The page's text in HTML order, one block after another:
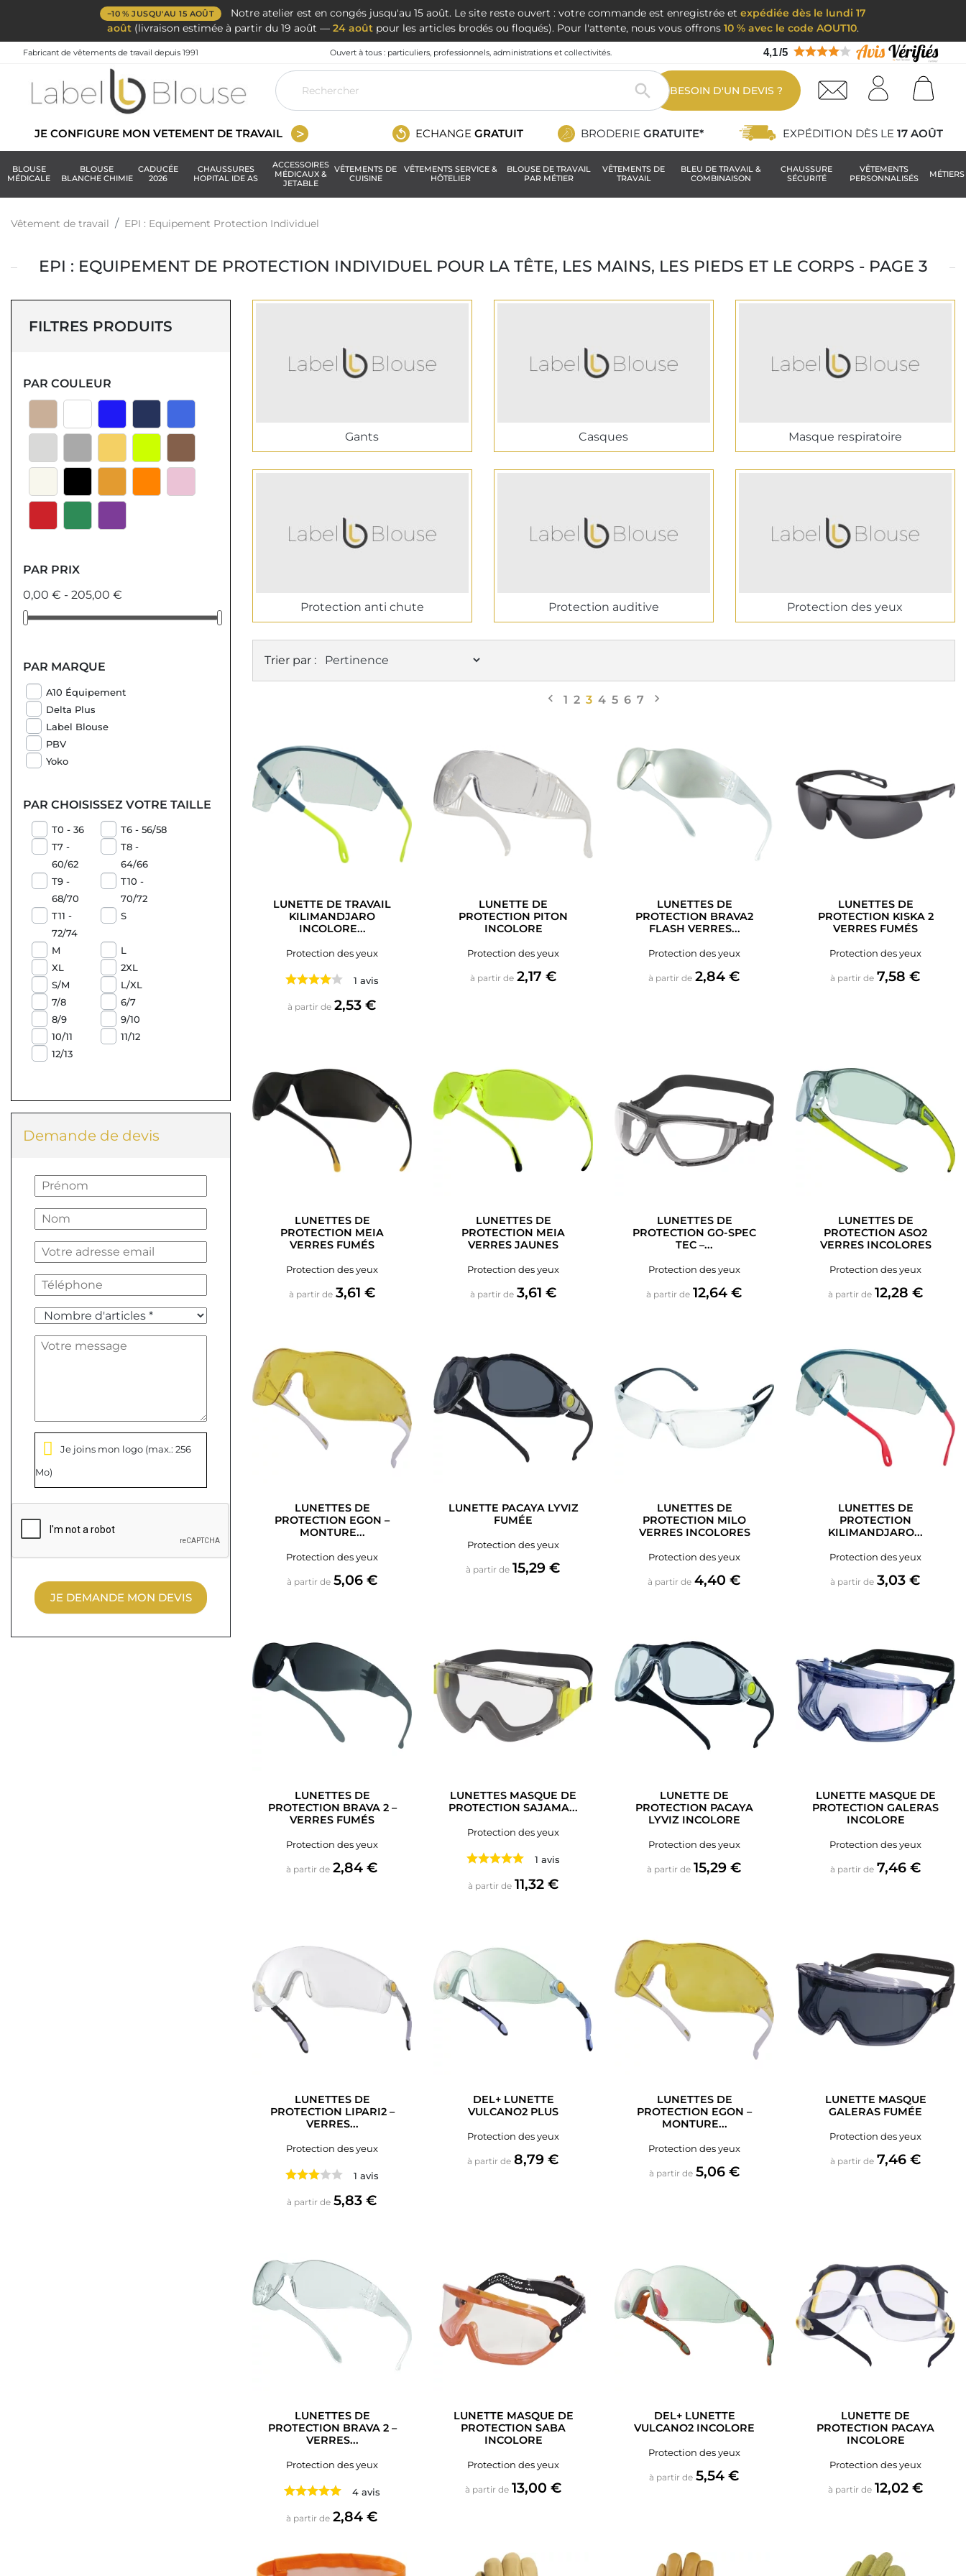
−10 % JUSQU'AU 15 AOÛT Notre atelier est en congés jusqu'au 15 août. Le site reste ouvert : votre commande est enregistrée etexpédiée dès le lundi 17
août (livraison estimée à partir du 19 août — 24 août pour les articles brodés ou floqués). Pour l'attente, nous vous offrons 10 % avec le code AOUT10.
Fabricant de vêtements de travail depuis 1991 Ouvert à tous : particuliers, professionnels, administrations et collectivités. 4,1/5
 BESOIN D'UN DEVIS ?
JE CONFIGURE MON VETEMENT DE TRAVAIL ECHANGE GRATUIT BRODERIE GRATUITE* EXPÉDITION DÈS LE 17 AOÛT
BLOUSE
MÉDICALE
BLOUSE
BLANCHE CHIMIE
CADUCÉE
2026
CHAUSSURES
HOPITAL IDE AS
ACCESSOIRES
MÉDICAUX &
JETABLE
VÊTEMENTS DE
CUISINE
VÊTEMENTS SERVICE &
HÔTELIER
BLOUSE DE TRAVAIL
PAR MÉTIER
VÊTEMENTS DE
TRAVAIL
BLEU DE TRAVAIL &
COMBINAISON
CHAUSSURE
SÉCURITÉ
VÊTEMENTS
PERSONNALISÉS
MÉTIERS
Vêtement de travail EPI : Equipement Protection Individuel
EPI : EQUIPEMENT DE PROTECTION INDIVIDUEL POUR LA TÊTE, LES MAINS, LES PIEDS ET LE CORPS - PAGE 3
FILTRES PRODUITS
PAR COULEUR
PAR PRIX
0,00 € - 205,00 €
PAR MARQUE
A10 Équipement
Delta Plus
Label Blouse
PBV
Yoko
PAR CHOISISSEZ VOTRE TAILLE
T0 - 36
T6 - 56/58
T7 -
60/62
T8 -
64/66
T9 -
68/70
T10 -
70/72
T11 -
72/74
S
M
L
XL
2XL
S/M
L/XL
7/8
6/7
8/9
9/10
10/11
11/12
12/13
Demande de devis
Je joins mon logo (max.: 256
Mo)
JE DEMANDE MON DEVIS
Gants Casques Masque respiratoire
Protection anti chute Protection auditive Protection des yeux
Trier par :
Précédent
 1 2 3 4 5 6 7 Suivant

LUNETTE DE TRAVAIL
KILIMANDJARO
INCOLORE...
Protection des yeux
1 avis
à partir de Prix
2,53 €
LUNETTE DE
PROTECTION PITON
INCOLORE
Protection des yeux
à partir de Prix
2,17 €
LUNETTES DE
PROTECTION BRAVA2
FLASH VERRES...
Protection des yeux
à partir de Prix
2,84 €
LUNETTES DE
PROTECTION KISKA 2
VERRES FUMÉS
Protection des yeux
à partir de Prix
7,58 €
LUNETTES DE
PROTECTION MEIA
VERRES FUMÉS
Protection des yeux
à partir de Prix
3,61 €
LUNETTES DE
PROTECTION MEIA
VERRES JAUNES
Protection des yeux
à partir de Prix
3,61 €
LUNETTES DE
PROTECTION GO-SPEC
TEC –...
Protection des yeux
à partir de Prix
12,64 €
LUNETTES DE
PROTECTION ASO2
VERRES INCOLORES
Protection des yeux
à partir de Prix
12,28 €
LUNETTES DE
PROTECTION EGON –
MONTURE...
Protection des yeux
à partir de Prix
5,06 €
LUNETTE PACAYA LYVIZ
FUMÉE
Protection des yeux
à partir de Prix
15,29 €
LUNETTES DE
PROTECTION MILO
VERRES INCOLORES
Protection des yeux
à partir de Prix
4,40 €
LUNETTES DE
PROTECTION
KILIMANDJARO...
Protection des yeux
à partir de Prix
3,03 €
LUNETTES DE
PROTECTION BRAVA 2 –
VERRES FUMÉS
Protection des yeux
à partir de Prix
2,84 €
LUNETTES MASQUE DE
PROTECTION SAJAMA...
Protection des yeux
1 avis
à partir de Prix
11,32 €
LUNETTE DE
PROTECTION PACAYA
LYVIZ INCOLORE
Protection des yeux
à partir de Prix
15,29 €
LUNETTE MASQUE DE
PROTECTION GALERAS
INCOLORE
Protection des yeux
à partir de Prix
7,46 €
LUNETTES DE
PROTECTION LIPARI2 –
VERRES...
Protection des yeux
1 avis
à partir de Prix
5,83 €
DEL+ LUNETTE
VULCANO2 PLUS
Protection des yeux
à partir de Prix
8,79 €
LUNETTES DE
PROTECTION EGON –
MONTURE...
Protection des yeux
à partir de Prix
5,06 €
LUNETTE MASQUE
GALERAS FUMÉE
Protection des yeux
à partir de Prix
7,46 €
LUNETTES DE
PROTECTION BRAVA 2 –
VERRES...
Protection des yeux
4 avis
à partir de Prix
2,84 €
LUNETTE MASQUE DE
PROTECTION SABA
INCOLORE
Protection des yeux
à partir de Prix
13,00 €
DEL+ LUNETTE
VULCANO2 INCOLORE
Protection des yeux
à partir de Prix
5,54 €
LUNETTE DE
PROTECTION PACAYA
INCOLORE
Protection des yeux
à partir de Prix
12,02 €